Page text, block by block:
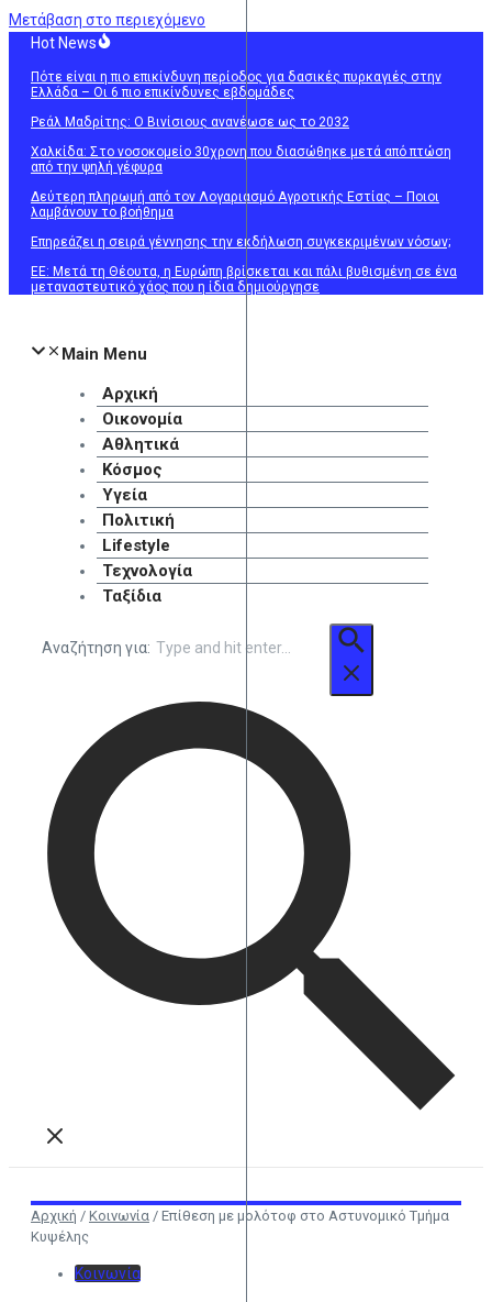
Μετάβαση στο περιεχόμενο
Hot News
Πότε είναι η πιο επικίνδυνη περίοδος για δασικές πυρκαγιές στην
Ελλάδα – Οι 6 πιο επικίνδυνες εβδομάδες
Ρεάλ Μαδρίτης: Ο Βινίσιους ανανέωσε ως το 2032
Χαλκίδα: Στο νοσοκομείο 30χρονη που διασώθηκε μετά από πτώση
από την ψηλή γέφυρα
Δεύτερη πληρωμή από τον Λογαριασμό Αγροτικής Εστίας – Ποιοι
λαμβάνουν το βοήθημα
Επηρεάζει η σειρά γέννησης την εκδήλωση συγκεκριμένων νόσων;
ΕΕ: Μετά τη Θέουτα, η Ευρώπη βρίσκεται και πάλι βυθισμένη σε ένα
μεταναστευτικό χάος που η ίδια δημιούργησε
Main Menu
Αρχική
Οικονομία
Αθλητικά
Κόσμος
Υγεία
Πολιτική
Lifestyle
Τεχνολογία
Ταξίδια
Αναζήτηση για:
Αρχική / Κοινωνία / Επίθεση με μολότοφ στο Αστυνομικό Τμήμα
Κυψέλης
Κοινωνία